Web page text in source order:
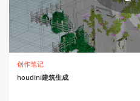
创作笔记
houdini建筑生成